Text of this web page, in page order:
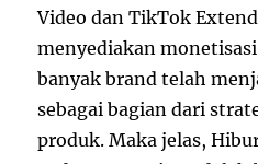
Video dan TikTok
menyediakan
banyak brand telah
sebagai bagian dari
produk. Maka jelas,